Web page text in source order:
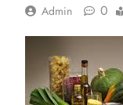
Admin 0